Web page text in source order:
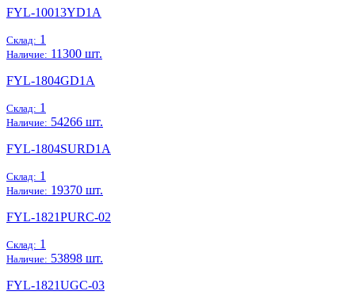
FYL-10013YD1A
Склад: 1
Наличие: 11300 шт.
FYL-1804GD1A
Склад: 1
Наличие: 54266 шт.
FYL-1804SURD1A
Склад: 1
Наличие: 19370 шт.
FYL-1821PURC-02
Склад: 1
Наличие: 53898 шт.
FYL-1821UGC-03